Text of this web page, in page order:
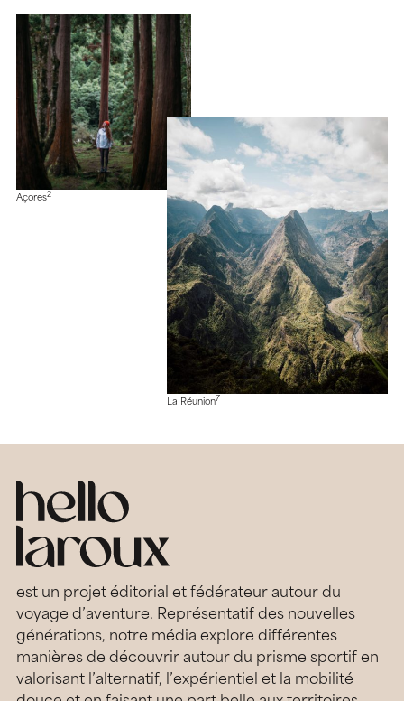
Açores2
La Réunion7
est un projet éditorial et fédérateur autour du
voyage d’aventure. Représentatif des nouvelles
générations, notre média explore différentes
manières de découvrir autour du prisme sportif en
valorisant l’alternatif, l’expérientiel et la mobilité